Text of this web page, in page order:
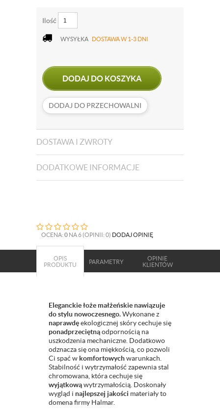
Ilość
WYSYŁKA DOSTAWA W 1-3 DNI
DODAJ DO KOSZYKA
DODAJ DO PRZECHOWALNI
DOSTAWA I ZWROTY
DODATKOWE INFORMACJE
OCENA: 0 NA 6 (OPINII: 0) DODAJ OPINIĘ
OPIS
PRODUKTU
PARAMETRY
OPINIE
KLIENTÓW
Eleganckie łoże małżeńskie nawiązuje
do stylu nowoczesnego.Wykonane z
naprawdęekologicznej skóry cechuje się
ponadprzeciętnąodpornością na
uszkodzenia mechaniczne. Dodatkowo
odznacza się ona miękkością, co pozwoli
Ci spać w komfortowychwarunkach.
Stabilność i wytrzymałość zapewnia stal
chromowana, która cechuje się
wyjątkowąwytrzymałością. Doskonały
wygląd i najlepszej jakości materiały to
domena firmy Halmar.